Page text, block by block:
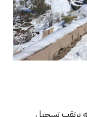
يرتقب تسجيل